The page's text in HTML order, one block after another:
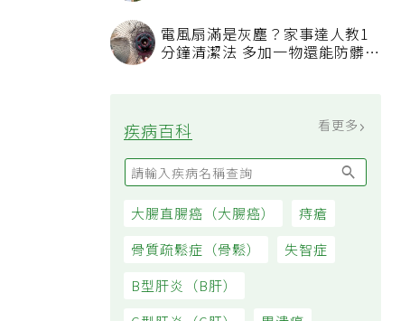
電風扇滿是灰塵？家事達人教1
分鐘清潔法 多加一物還能防髒汙
疾病百科 看更多
大腸直腸癌（大腸癌）
痔瘡
骨質疏鬆症（骨鬆）
失智症
B型肝炎（B肝）